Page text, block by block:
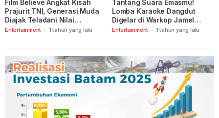
Entertainment - 1 tahun yang lalu
Film Believe Angkat Kisah
Prajurit TNI, Generasi Muda
Diajak Teladani Nilai
Keberanian
Entertainment - 1 tahun yang lalu
Tantang Suara Emasmu!
Lomba Karaoke Dangdut
Digelar di Warkop Jamel
Ganet